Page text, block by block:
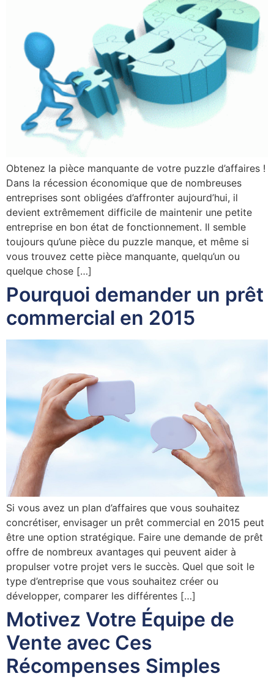
Obtenez la pièce manquante de votre puzzle d’affaires !
Dans la récession économique que de nombreuses
entreprises sont obligées d’affronter aujourd’hui, il
devient extrêmement difficile de maintenir une petite
entreprise en bon état de fonctionnement. Il semble
toujours qu’une pièce du puzzle manque, et même si
vous trouvez cette pièce manquante, quelqu’un ou
quelque chose […]
Pourquoi demander un prêt
commercial en 2015
Si vous avez un plan d’affaires que vous souhaitez
concrétiser, envisager un prêt commercial en 2015 peut
être une option stratégique. Faire une demande de prêt
offre de nombreux avantages qui peuvent aider à
propulser votre projet vers le succès. Quel que soit le
type d’entreprise que vous souhaitez créer ou
développer, comparer les différentes […]
Motivez Votre Équipe de
Vente avec Ces
Récompenses Simples